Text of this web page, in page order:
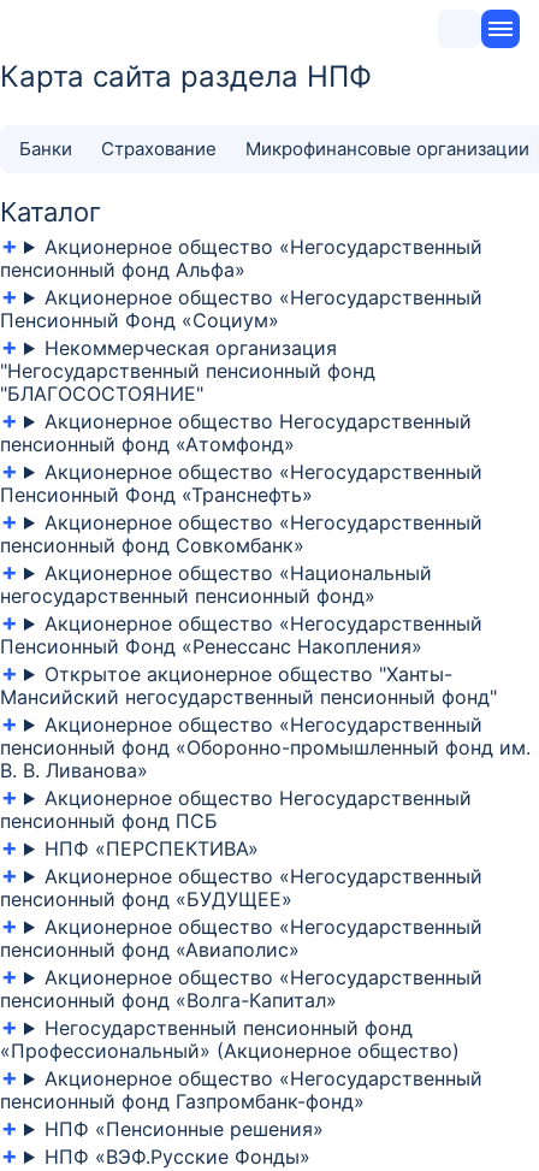
Карта сайта раздела НПФ
Банки Страхование Микрофинансовые организации
Каталог
Акционерное общество «Негосударственный
пенсионный фонд Альфа»
Акционерное общество «Негосударственный
Пенсионный Фонд «Социум»
Некоммерческая организация
"Негосударственный пенсионный фонд
"БЛАГОСОСТОЯНИЕ"
Акционерное общество Негосударственный
пенсионный фонд «Атомфонд»
Акционерное общество «Негосударственный
Пенсионный Фонд «Транснефть»
Акционерное общество «Негосударственный
пенсионный фонд Совкомбанк»
Акционерное общество «Национальный
негосударственный пенсионный фонд»
Акционерное общество «Негосударственный
Пенсионный Фонд «Ренессанс Накопления»
Открытое акционерное общество "Ханты-
Мансийский негосударственный пенсионный фонд"
Акционерное общество «Негосударственный
пенсионный фонд «Оборонно-промышленный фонд им.
В. В. Ливанова»
Акционерное общество Негосударственный
пенсионный фонд ПСБ
НПФ «ПЕРСПЕКТИВА»
Акционерное общество «Негосударственный
пенсионный фонд «БУДУЩЕЕ»
Акционерное общество «Негосударственный
пенсионный фонд «Авиаполис»
Акционерное общество «Негосударственный
пенсионный фонд «Волга-Капитал»
Негосударственный пенсионный фонд
«Профессиональный» (Акционерное общество)
Акционерное общество «Негосударственный
пенсионный фонд Газпромбанк-фонд»
НПФ «Пенсионные решения»
НПФ «ВЭФ.Русские Фонды»